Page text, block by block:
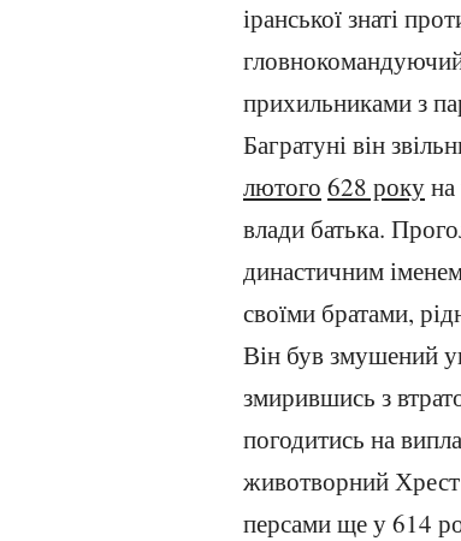
іранської знаті
прихильниками з
Багратуні він
лютого 628 рокуна
влади батька.
династичним
своїми братами,
Він був змушений
змирившись з
погодитись на
животворний Хрест
персами ще у 614